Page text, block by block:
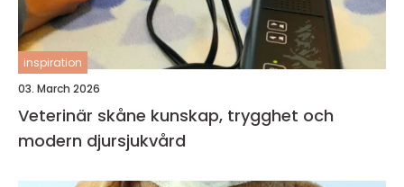
inspiration
03. March 2026
Veterinär skåne kunskap, trygghet och
modern djursjukvård